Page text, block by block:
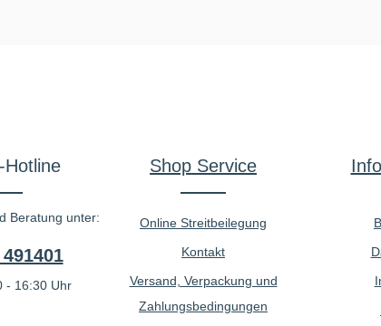
Hotline
Beratung unter:
- 16:30 Uhr
Shop Service
Online Streitbeilegung
Kontakt
Versand, Verpackung und
Zahlungsbedingungen